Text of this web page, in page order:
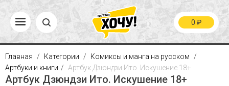
0 ₽
Главная Категории
Комиксы и манга на русском
Артбуки и книги
Артбук Дзюндзи Ито. Искушение 18+
Артбук Дзюндзи Ито. Искушение 18+